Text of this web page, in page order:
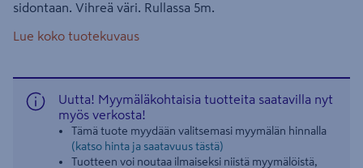
sidontaan. Vihreä väri. Rullassa 5m.
Lue koko tuotekuvaus
Uutta! Myymäläkohtaisia tuotteita saatavilla nyt
myös verkosta!
Tämä tuote myydään valitsemasi myymälän hinnalla
(katso hinta ja saatavuus tästä)
Tuotteen voi noutaa ilmaiseksi niistä myymälöistä,